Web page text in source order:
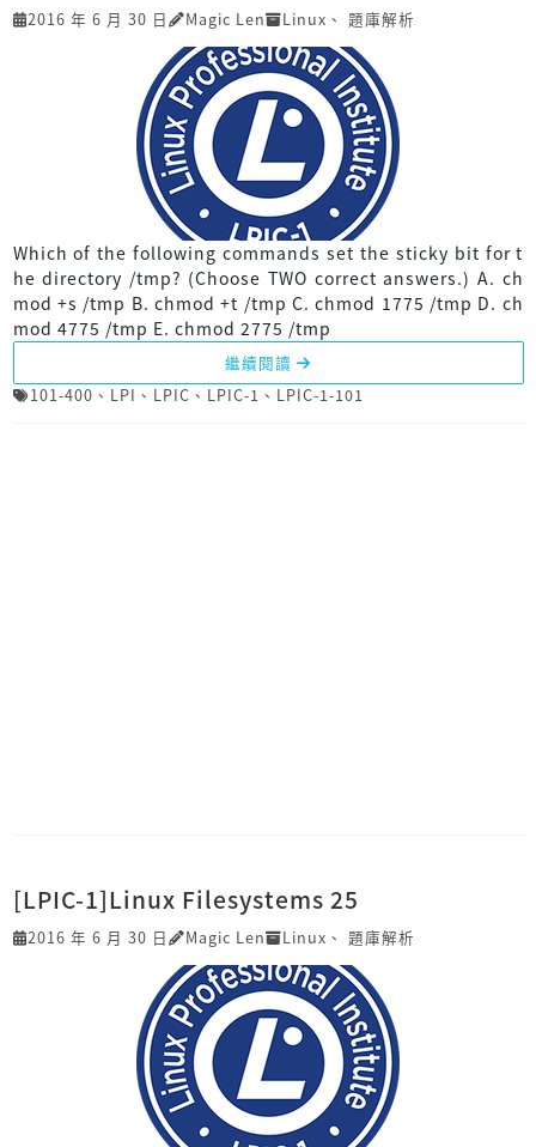
2016 年 6 月 30 日 Magic Len Linux 、 題庫解析
Which of the following commands set the sticky bit for t
he directory /tmp? (Choose TWO correct answers.) A. ch
mod +s /tmp B. chmod +t /tmp C. chmod 1775 /tmp D. ch
mod 4775 /tmp E. chmod 2775 /tmp
繼續閱讀
101-400 、 LPI 、 LPIC 、 LPIC-1 、 LPIC-1-101
[LPIC-1]Linux Filesystems 25
2016 年 6 月 30 日 Magic Len Linux 、 題庫解析